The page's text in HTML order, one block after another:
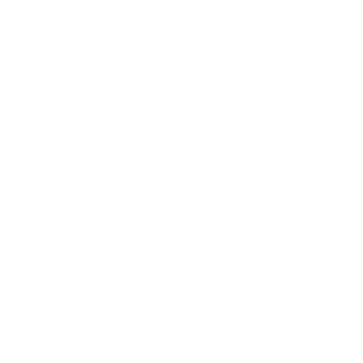
I Basketball Champions League
“Vi Trives Godt Som Underdogs”
For Mig At Repræsentere Danmark”
Møder FC Barcelona I Minicopa Endesa´s
Fortsætter Karrieren I Schweiz
Til Bundesligaen
Til NBA Summer League
Sensation Mod Mægtige Real Madrid I Spansk
Alle Vinderne